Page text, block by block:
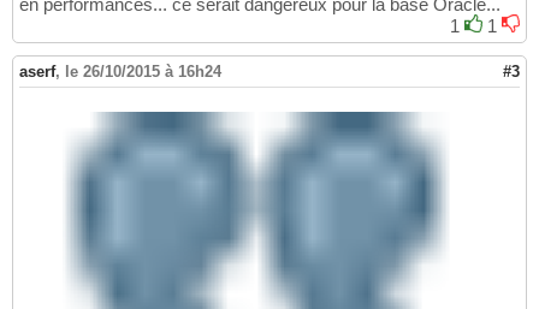
en performances... ce serait dangereux pour la base Oracle...
1
1
aserf, le 26/10/2015 à 16h24 #3